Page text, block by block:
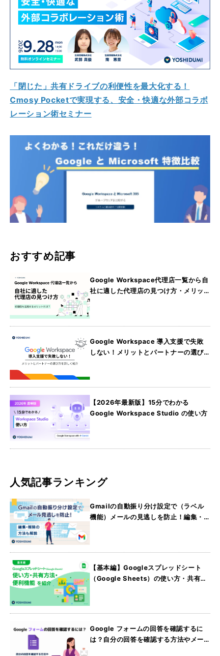
「閉じた」共有ドライブの利便性を最大化する！
Cmosy Pocketで実現する、安全・快適な外部コラボ
レーション術セミナー
おすすめ記事
Google Workspace代理店一覧から自
社に適した代理店の見つけ方・メリッ
Google Workspace 導入支援で失敗
しない！メリットとパートナーの選び
【2026年最新版】15分でわかる
Google Workspace Studio の使い方
人気記事ランキング
Gmailの自動振り分け設定で（ラベル
機能）メールの見逃しを防止！編集・
【基本編】Googleスプレッドシート
（Google Sheets）の使い方・共有方
Google フォームの回答を確認するに
は？自分の回答を確認する方法やメー